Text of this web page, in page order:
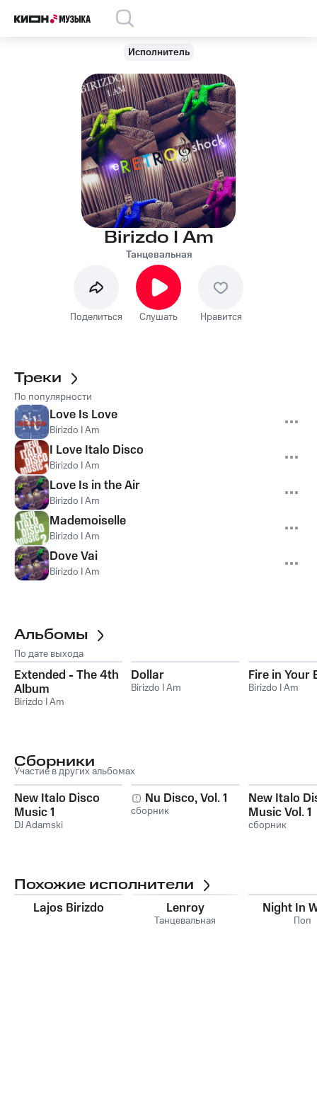
Исполнитель
Birizdo I Am
Танцевальная
Поделиться Слушать Нравится
Треки
По популярности
Love Is Love
Birizdo I Am
I Love Italo Disco
Birizdo I Am
Love Is in the Air
Birizdo I Am
Mademoiselle
Birizdo I Am
Dove Vai
Birizdo I Am
Альбомы
По дате выхода
Extended - The 4th
Album
Birizdo I Am
Dollar
Birizdo I Am
Fire in Your
Birizdo I Am
Сборники
Участие в других альбомах
New Italo Disco
Music 1
DJ Adamski
Nu Disco, Vol. 1
сборник
New Italo
Music Vol. 1
сборник
Похожие исполнители
Lajos Birizdo Lenroy
Танцевальная
Night In
Поп